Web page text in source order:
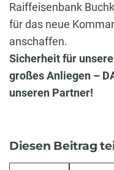
Raiffeisenbank
für das neue
anschaffen.
Sicherheit für
großes Anliegen –
unseren Partner!
Diesen Beitrag